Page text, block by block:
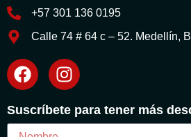
+57 301 136 0195
Calle 74 # 64 c – 52. Medellín,
Suscríbete para tener más